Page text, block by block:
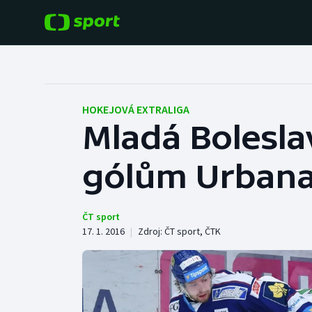
Hokej
Tenis
Cyklistika
Baseball a softbal
Basketbal
Boby a skeleton
Box
HOKEJOVÁ EXTRALIGA
Mladá
gólům
ČT sport
17. 1. 2016 | Zdroj: ČT sport, ČTK